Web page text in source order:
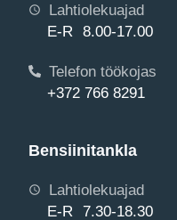
Lahtiolekuajad
E-R 8.00-17.00
Telefon töökojas
+372 766 8291
Bensiinitankla
Lahtiolekuajad
E-R 7.30-18.30